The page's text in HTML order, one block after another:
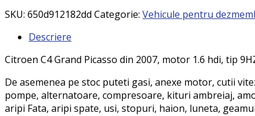
SKU: 650d912182dd Categorie: Vehicule pentru
Descriere
Citroen C4 Grand Picasso din 2007, motor 1.6 hdi, tip
De asemenea pe stoc puteti gasi, anexe motor, cutii
pompe, alternatoare, compresoare, kituri ambreiaj,
aripi Fata, aripi spate, usi, stopuri, haion, luneta,